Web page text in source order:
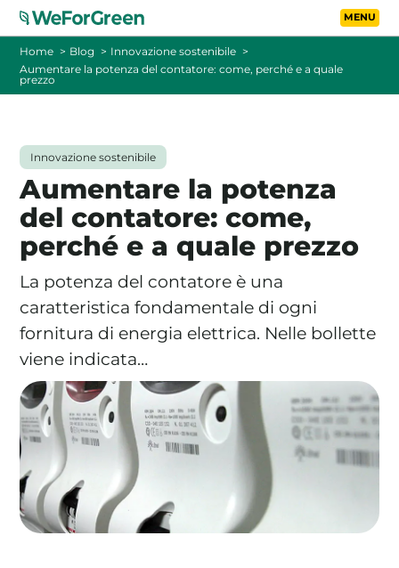
Vai al contenuto
La tua cooperativa energetica sostenibile
Area Soci | Aderisci a WeForGreen
TARIFFE
FOTOVOLTAICO A DISTANZA
FAQ
BLOG
CONTATTI
PASSA A WEFORGREEN
Home Blog
Innovazione sostenibile
Aumentare la potenza del contatore: come, perché e a quale
prezzo
Innovazione sostenibile
Aumentare la potenza
del contatore: come,
perché e a quale prezzo
La potenza del contatore è una
caratteristica fondamentale di ogni
fornitura di energia elettrica. Nelle bollette
viene indicata…